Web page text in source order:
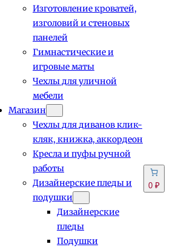
Изготовление кроватей,
изголовий и стеновых
панелей
Гимнастические и
игровые маты
Чехлы для уличной
мебели
Магазин
Чехлы для диванов клик-
кляк, книжка, аккордеон
Кресла и пуфы ручной
работы
Дизайнерские пледы и
подушки
Дизайнерские
пледы
Подушки
0 ₽